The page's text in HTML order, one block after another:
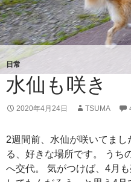
日常
水仙も咲き
2020年4月24日 TSUMA
2週間前、水仙が咲いてま
る、好きな場所です。 うち
へ交代。 気がつけば、4月